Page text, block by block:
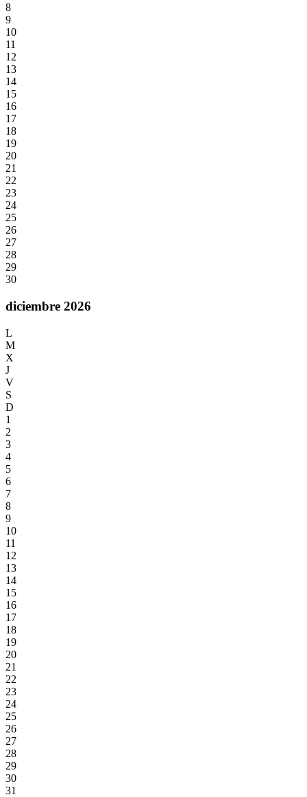
8
9
10
11
12
13
14
15
16
17
18
19
20
21
22
23
24
25
26
27
28
29
30
diciembre 2026
L
M
X
J
V
S
D
1
2
3
4
5
6
7
8
9
10
11
12
13
14
15
16
17
18
19
20
21
22
23
24
25
26
27
28
29
30
31